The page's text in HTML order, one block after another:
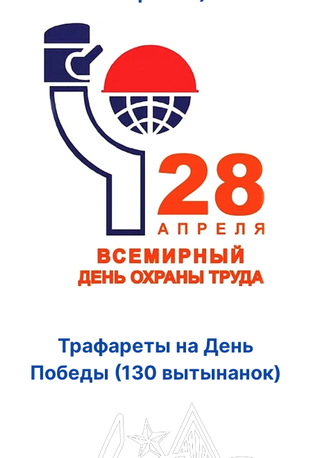
Трафареты на День
Победы (130 вытынанок)